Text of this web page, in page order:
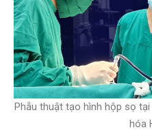
Phẫu thuật tạo hình hộp sọ
hóa